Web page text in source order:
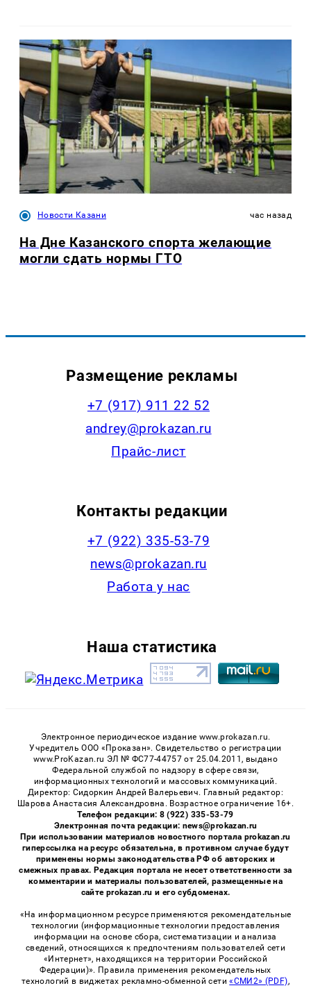
Новости Казани час назад
На Дне Казанского спорта желающие
могли сдать нормы ГТО
Размещение рекламы
+7 (917) 911 22 52
andrey@prokazan.ru
Прайс-лист
Контакты редакции
+7 (922) 335-53-79
news@prokazan.ru
Работа у нас
Наша статистика
Электронное периодическое издание www.prokazan.ru.
Учредитель ООО «Проказан». Cвидетельство о регистрации
www.ProKazan.ru ЭЛ № ФС77-44757 от 25.04.2011, выдано
Федеральной службой по надзору в сфере связи,
информационных технологий и массовых коммуникаций.
Директор: Сидоркин Андрей Валерьевич. Главный редактор:
Шарова Анастасия Александровна. Возрастное ограничение 16+.
Телефон редакции: 8 (922) 335-53-79
Электронная почта редакции: news@prokazan.ru
При использовании материалов новостного портала prokazan.ru
гиперссылка на ресурс обязательна, в противном случае будут
применены нормы законодательства РФ об авторских и
смежных правах. Редакция портала не несет ответственности за
комментарии и материалы пользователей, размещенные на
сайте prokazan.ru и его субдоменах.
«На информационном ресурсе применяются рекомендательные
технологии (информационные технологии предоставления
информации на основе сбора, систематизации и анализа
сведений, относящихся к предпочтениям пользователей сети
«Интернет», находящихся на территории Российской
Федерации)». Правила применения рекомендательных
технологий в виджетах рекламно-обменной сети«СМИ2» (PDF),